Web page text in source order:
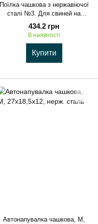
Поїлка чашкова з нержавіючої
сталі №3. Для свиней на
відгодівлі
434.2 грн
В наявності
Купити
Автонапувалка чашкова, M,